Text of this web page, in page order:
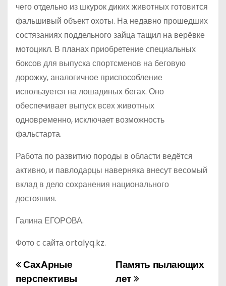
чего отдельно из шкурок диких животных готовится
фальшивый объект охоты. На недавно прошедших
состязаниях поддельного зайца тащил на верёвке
мотоцикл. В планах приобретение специальных
боксов для выпуска спорт­сменов на беговую
дорожку, аналогичное приспособление
используется на лошадиных бегах. Оно
обеспечивает выпуск всех животных
одновременно, исключает возможность
фальстарта.
Работа по развитию породы в области ведётся
активно, и павлодарцы наверняка внесут весомый
вклад в дело сохранения национального
достояния.
Галина ЕГОРОВА.
Фото с сайта ortalyq.kz.
Н
Память пылающих
лет
СахАрные
перспективы